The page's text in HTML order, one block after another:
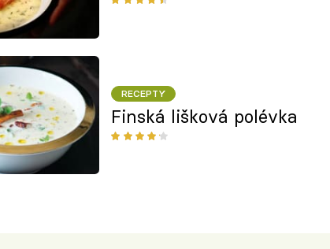
RECEPTY
Finská lišková polévka